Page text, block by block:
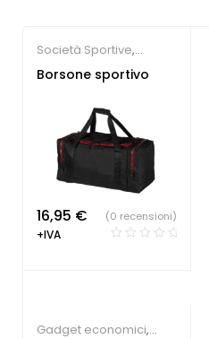
Società Sportive,
Borsoni e Trolley
Borsone sportivo
16,95 €
+IVA
(0 recensioni)
Gadget economici,